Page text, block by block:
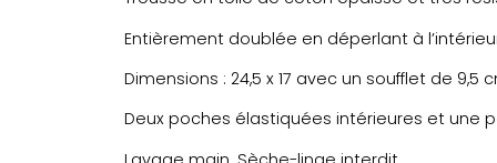
Entièrement doublée en déperlant à
Dimensions : 24,5 x 17 avec un soufflet de 9,5
Deux poches élastiquées intérieures et une